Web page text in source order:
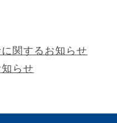
関するお知らせ
らせ